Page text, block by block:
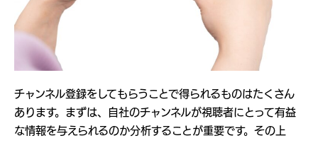
チャンネル登録をしてもらうことで得られるものはたくさん
あります。まずは、自社のチャンネルが視聴者にとって有益
な情報を与えられるのか分析することが重要です。その上